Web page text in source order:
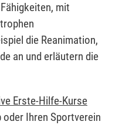
mit
die Reanimation,
an und erläutern die
Erste-Hilfe-Kurse
Ihren Sportverein